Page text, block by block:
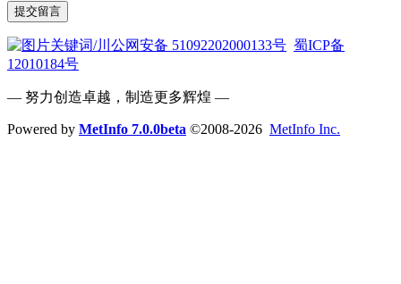
提交留言
川公网安备 51092202000133号 蜀ICP备
12010184号
— 努力创造卓越，制造更多辉煌 —
Powered by MetInfo 7.0.0beta ©2008-2026 MetInfo Inc.